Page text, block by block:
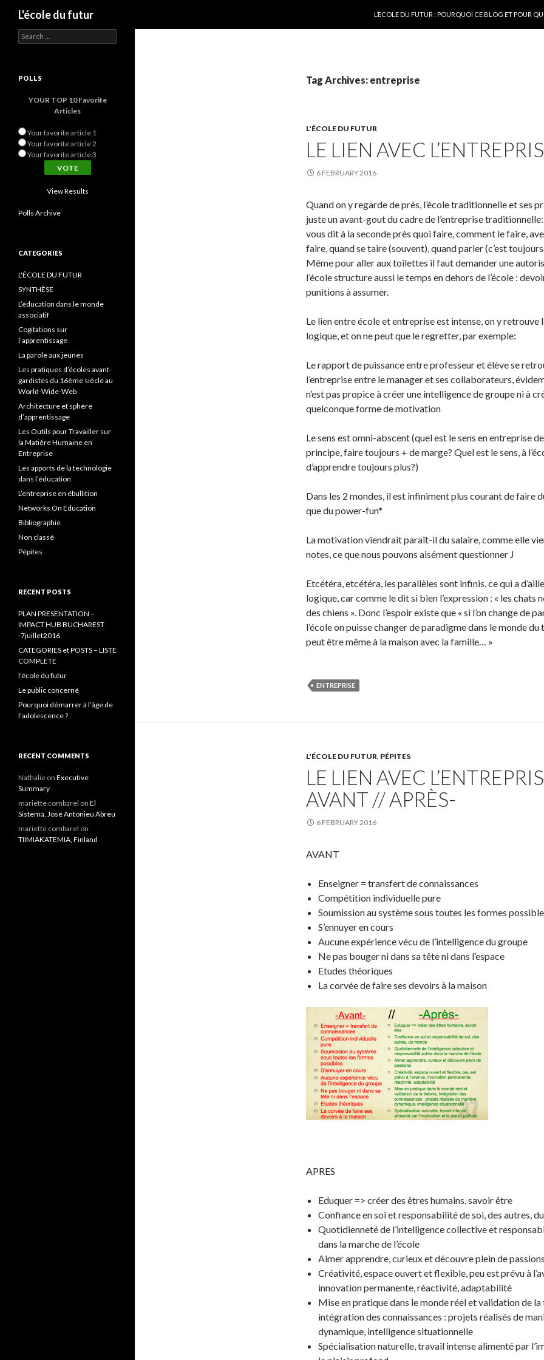
L'école du futur
L’ECOLE DU FUTUR : POURQUOI CE BLOG ET POUR
Tag Archives: entreprise
L'ÉCOLE DU FUTUR
LE LIEN AVEC
6 FEBRUARY 2016
Quand on y regarde de près, l’école traditionnelle et ses
juste un avant-gout du cadre de l’entreprise traditionnelle:
vous dit à la seconde près quoi faire, comment le faire,
faire, quand se taire (souvent), quand parler (c’est
Même pour aller aux toilettes il faut demander une
l’école structure aussi le temps en dehors de l’école :
punitions à assumer.
Le lien entre école et entreprise est intense, on y retrouve
logique, et on ne peut que le regretter, par exemple:
Le rapport de puissance entre professeur et élève se
l’entreprise entre le manager et ses collaborateurs,
n’est pas propice à créer une intelligence de groupe ni à
quelconque forme de motivation
Le sens est omni-abscent (quel est le sens en entreprise
principe, faire toujours + de marge? Quel est le sens, à
d’apprendre toujours plus?)
Dans les 2 mondes, il est infiniment plus courant de faire
que du power-fun*
La motivation viendrait paraît-il du salaire, comme elle
notes, ce que nous pouvons aisément questionner J
Etcétéra, etcétéra, les parallèles sont infinis, ce qui a
logique, car comme le dit si bien l’expression : « les chats
des chiens ». Donc l’espoir existe que « si l’on change de
l’école on puisse changer de paradigme dans le monde du
peut être même à la maison avec la famille… »
ENTREPRISE
L'ÉCOLE DU FUTUR, PÉPITES
LE LIEN AVEC
AVANT // APRÈS-
6 FEBRUARY 2016
AVANT
Enseigner = transfert de connaissances
Compétition individuelle pure
Soumission au système sous toutes les formes
S’ennuyer en cours
Aucune expérience vécu de l’intelligence du groupe
Ne pas bouger ni dans sa tête ni dans l’espace
Etudes théoriques
La corvée de faire ses devoirs à la maison
APRES
Eduquer => créer des êtres humains, savoir être
Confiance en soi et responsabilité de soi, des autres,
Quotidienneté de l’intelligence collective et
dans la marche de l’école
Aimer apprendre, curieux et découvre plein de
Créativité, espace ouvert et flexible, peu est prévu à
innovation permanente, réactivité, adaptabilité
Mise en pratique dans le monde réel et validation de la
intégration des connaissances : projets réalisés de
dynamique, intelligence situationnelle
Spécialisation naturelle, travail intense alimenté par
Search for:
POLLS
YOUR TOP 10 Favorite
Articles
Your favorite article 1
Your favorite article 2
Your favorite article 3
View Results
Polls Archive
CATEGORIES
L'ÉCOLE DU FUTUR
SYNTHÈSE
L’éducation dans le monde
associatif
Cogitations sur
l’apprentissage
La parole aux jeunes
Les pratiques d’écoles avant-
gardistes du 16ème siècle au
World-Wide-Web
Architecture et sphère
d’apprentissage
Les Outils pour Travailler sur
la Matière Humaine en
Entreprise
Les apports de la technologie
dans l’éducation
L’entreprise en ébullition
Networks On Education
Bibliographie
Non classé
Pépites
RECENT POSTS
PLAN PRESENTATION –
IMPACT HUB BUCHAREST
-7juillet2016
CATEGORIES et POSTS – LISTE
COMPLETE
l’école du futur
Le public concerné
Pourquoi démarrer à l’âge de
l’adolescence ?
RECENT COMMENTS
Nathalie on Executive
Summary
mariette combarel on El
Sistema, José Antonieu Abreu
mariette combarel on
TIIMIAKATEMIA, Finland